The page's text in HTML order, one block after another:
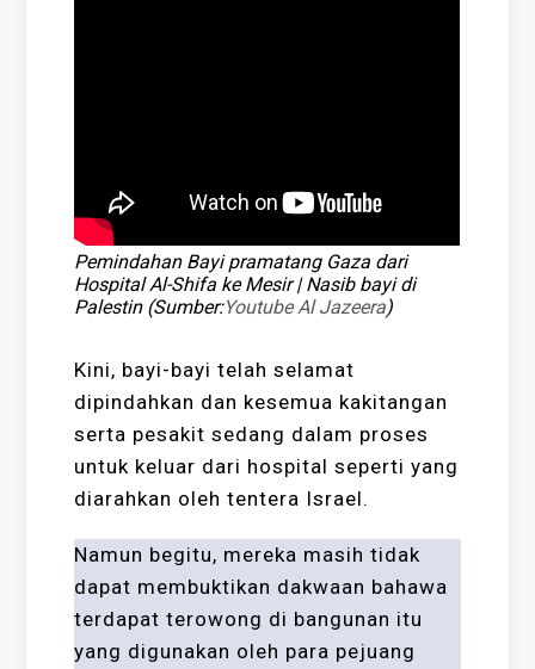
Pemindahan Bayi pramatang Gaza dari
Hospital Al-Shifa ke Mesir | Nasib bayi di
Palestin (Sumber:Youtube Al Jazeera)
Kini, bayi-bayi telah selamat
dipindahkan dan kesemua kakitangan
serta pesakit sedang dalam proses
untuk keluar dari hospital seperti yang
diarahkan oleh tentera Israel.
Namun begitu, mereka masih tidak
dapat membuktikan dakwaan bahawa
terdapat terowong di bangunan itu
yang digunakan oleh para pejuang